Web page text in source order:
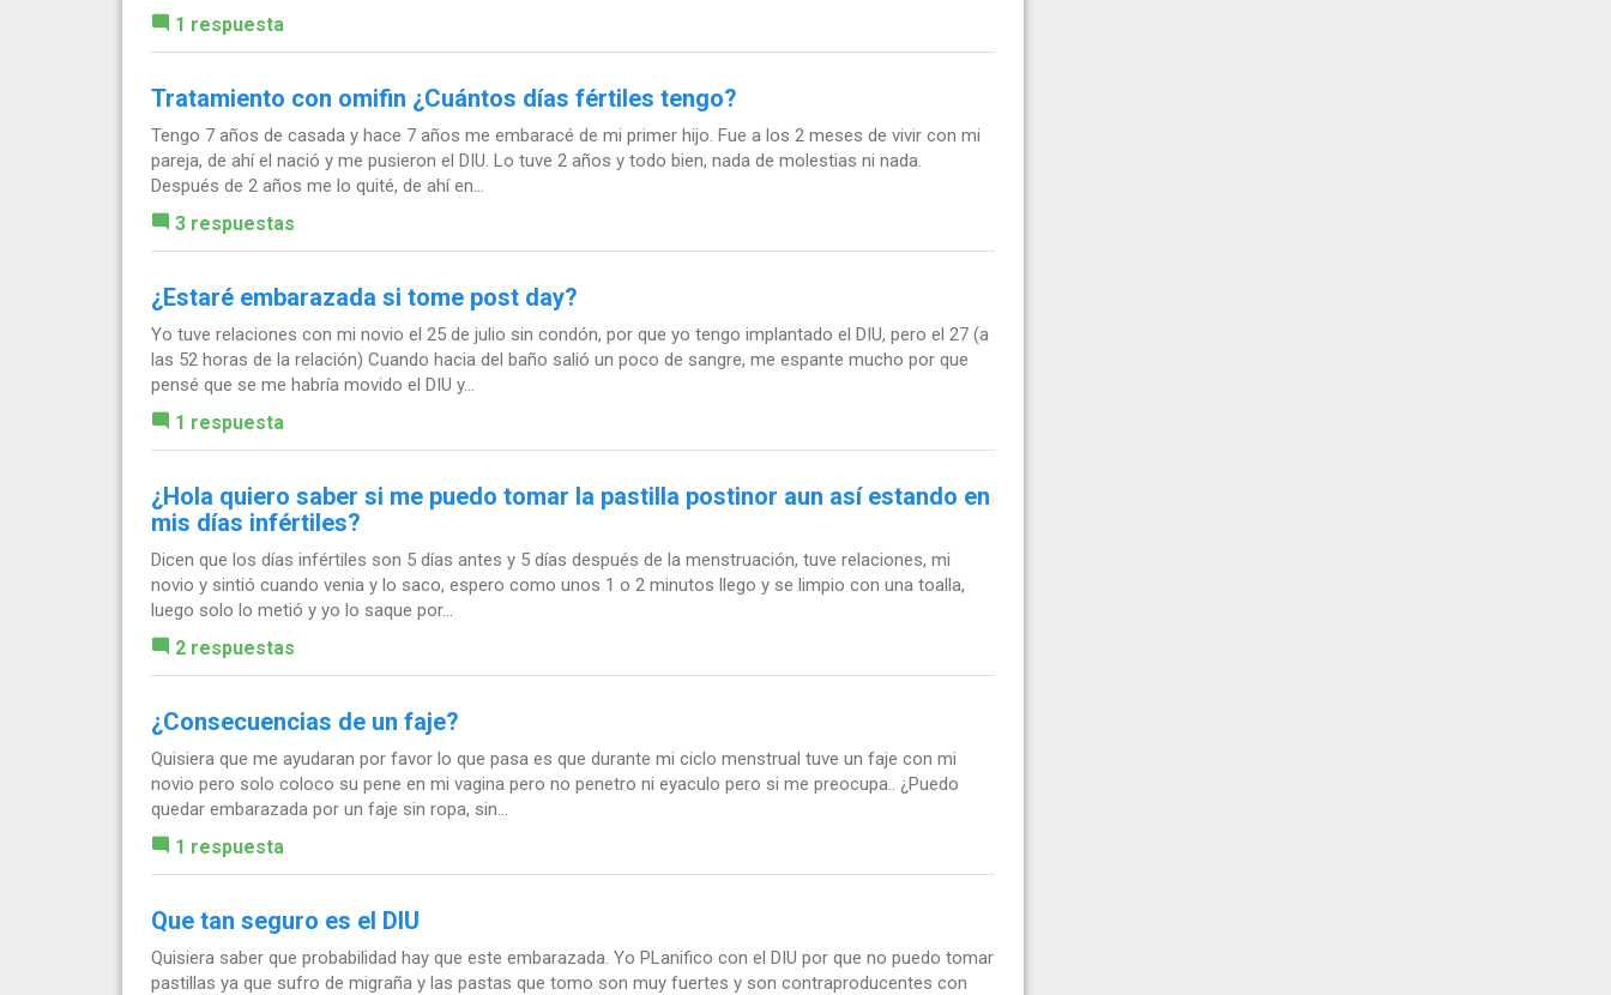
1 respuesta
Tratamiento con omifin ¿Cuántos días fértiles tengo?
Tengo 7 años de casada y hace 7 años me embaracé de mi primer hijo. Fue a los 2 meses de vivir con mi
pareja, de ahí el nació y me pusieron el DIU. Lo tuve 2 años y todo bien, nada de molestias ni nada.
Después de 2 años me lo quité, de ahí en...
3 respuestas
¿Estaré embarazada si tome post day?
Yo tuve relaciones con mi novio el 25 de julio sin condón, por que yo tengo implantado el DIU, pero el 27 (a
las 52 horas de la relación) Cuando hacia del baño salió un poco de sangre, me espante mucho por que
pensé que se me habría movido el DIU y...
1 respuesta
¿Hola quiero saber si me puedo tomar la pastilla postinor aun así estando en
mis días infértiles?
Dicen que los días infértiles son 5 días antes y 5 días después de la menstruación, tuve relaciones, mi
novio y sintió cuando venia y lo saco, espero como unos 1 o 2 minutos llego y se limpio con una toalla,
luego solo lo metió y yo lo saque por...
2 respuestas
¿Consecuencias de un faje?
Quisiera que me ayudaran por favor lo que pasa es que durante mi ciclo menstrual tuve un faje con mi
novio pero solo coloco su pene en mi vagina pero no penetro ni eyaculo pero si me preocupa.. ¿Puedo
quedar embarazada por un faje sin ropa, sin...
1 respuesta
Que tan seguro es el DIU
Quisiera saber que probabilidad hay que este embarazada. Yo PLanifico con el DIU por que no puedo tomar
pastillas ya que sufro de migraña y las pastas que tomo son muy fuertes y son contraproducentes con